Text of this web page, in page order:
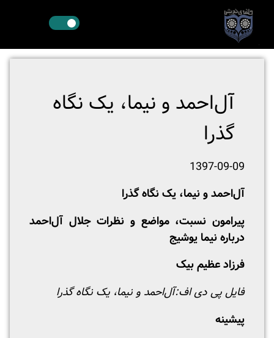
آل‌احمد و نیما، یک نگاه
گذرا
1397-09-09
آل‌احمد و نیما، یک نگاه گذرا
پیرامون نسبت، مواضع و نظرات جلال آل‌احمد
درباره نیما یوشیج
فرزاد عظیم بیک
فایل پی دی اف:آل‌احمد و نیما، یک نگاه گذرا
پیشینه